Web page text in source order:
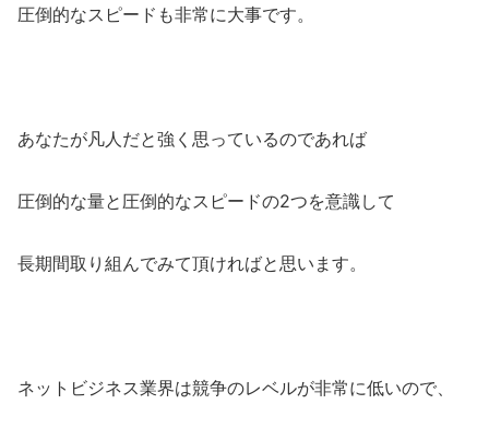
圧倒的なスピードも非常に大事です。
あなたが凡人だと強く思っているのであれば
圧倒的な量と圧倒的なスピードの2つを意識して
長期間取り組んでみて頂ければと思います。
ネットビジネス業界は競争のレベルが非常に低いので、